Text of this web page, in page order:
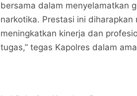
dan
bersama dalam menyelamatkan
narkotika. Prestasi ini
meningkatkan kinerja dan
tugas,” tegas Kapolres dalam
dan